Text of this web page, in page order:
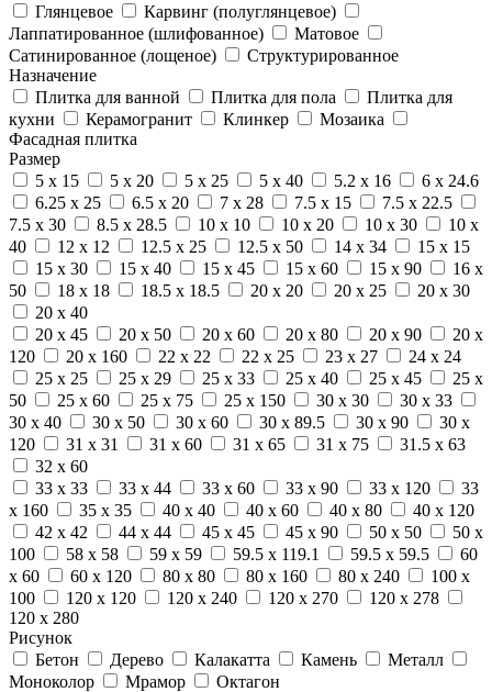
Глянцевое
Карвинг (полуглянцевое)
Лаппатированное (шлифованное)
Матовое
Сатинированное (лощеное)
Структурированное
Назначение
Плитка для ванной
Плитка для пола
Плитка для
кухни
Керамогранит Клинкер
Мозаика
Фасадная плитка
Размер
5 x 15
5 x 20 5 x 25 5 x 40 5.2 x 16
6 x 24.6
6.25 x 25
6.5 x 20 7 x 28 7.5 x 15
7.5 x 22.5
7.5 x 30
8.5 x 28.5 10 x 10 10 x 20 10 x 30
10 x
40
12 x 12 12.5 x 25 12.5 x 50 14 x 34
15 x 15
15 x 30
15 x 40 15 x 45 15 x 60 15 x 90
16 x
50
18 x 18 18.5 x 18.5 20 x 20 20 x 25
20 x 30
20 x 40
20 x 45
20 x 50 20 x 60 20 x 80 20 x 90
20 x
120
20 x 160 22 x 22 22 x 25 23 x 27
24 x 24
25 x 25
25 x 29 25 x 33 25 x 40 25 x 45
25 x
50
25 x 60 25 x 75 25 x 150 30 x 30
30 x 33
30 x 40
30 x 50 30 x 60 30 x 89.5 30 x 90
30 x
120
31 x 31 31 x 60 31 x 65 31 x 75
31.5 x 63
32 x 60
33 x 33
33 x 44 33 x 60 33 x 90 33 x 120
33
x 160
35 x 35 40 x 40 40 x 60 40 x 80
40 x 120
42 x 42
44 x 44 45 x 45 45 x 90 50 x 50
50 x
100
58 x 58 59 x 59 59.5 x 119.1 59.5 x 59.5
60
x 60
60 x 120 80 x 80 80 x 160 80 x 240
100 x
100
120 x 120 120 x 240 120 x 270
120 x 278
120 x 280
Рисунок
Бетон
Дерево Калакатта Камень
Металл
Моноколор
Мрамор
Октагон